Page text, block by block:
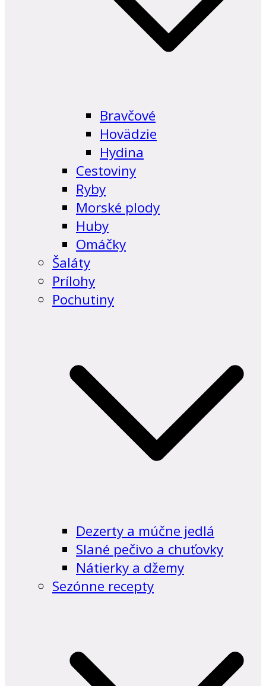
Bravčové
Hovädzie
Hydina
Cestoviny
Ryby
Morské plody
Huby
Omáčky
Šaláty
Prílohy
Pochutiny
Dezerty a múčne jedlá
Slané pečivo a chuťovky
Nátierky a džemy
Sezónne recepty